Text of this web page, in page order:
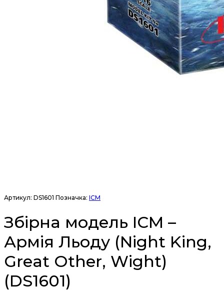
Артикул: DS1601 Позначка: ICM
Збірна модель ICM –
Армія Льоду (Night King,
Great Other, Wight)
(DS1601)